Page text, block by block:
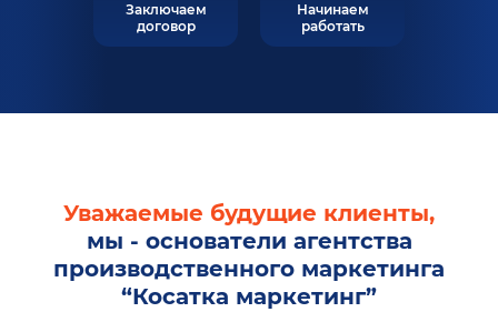
Заключаем
договор
Начинаем
работать
Уважаемые будущие клиенты,
мы - основатели агентства
производственного маркетинга
“Косатка маркетинг”